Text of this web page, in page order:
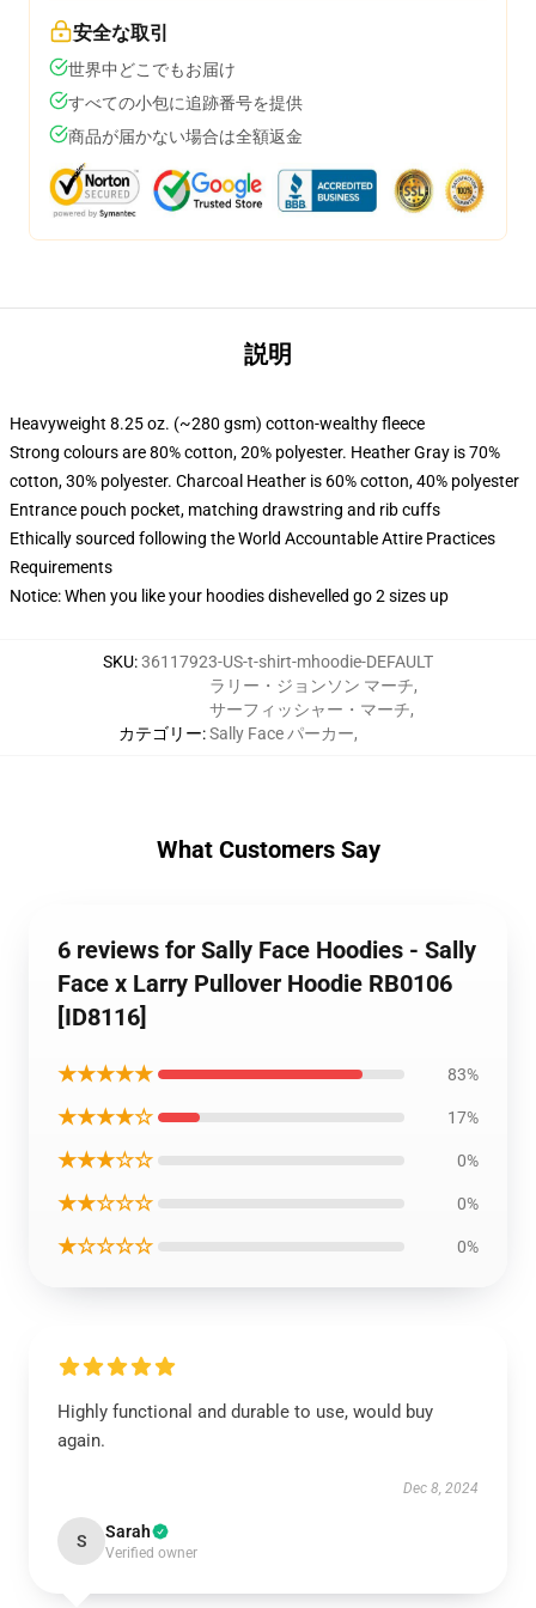
安全な取引
世界中どこでもお届け
すべての小包に追跡番号を提供
商品が届かない場合は全額返金
説明
Heavyweight 8.25 oz. (~280 gsm) cotton-wealthy fleece
Strong colours are 80% cotton, 20% polyester. Heather Gray is 70%
cotton, 30% polyester. Charcoal Heather is 60% cotton, 40% polyester
Entrance pouch pocket, matching drawstring and rib cuffs
Ethically sourced following the World Accountable Attire Practices
Requirements
Notice: When you like your hoodies dishevelled go 2 sizes up
SKU:36117923-US-t-shirt-mhoodie-DEFAULT
カテゴリー:
ラリー・ジョンソン マーチ,
サーフィッシャー・マーチ,
Sally Face パーカー,
What Customers Say
6 reviews for Sally Face Hoodies - Sally
Face x Larry Pullover Hoodie RB0106
[ID8116]
★★★★★ 83%
★★★★☆ 17%
★★★☆☆ 0%
★★☆☆☆ 0%
★☆☆☆☆ 0%
Highly functional and durable to use, would buy
again.
Dec 8, 2024
S Sarah
Verified owner